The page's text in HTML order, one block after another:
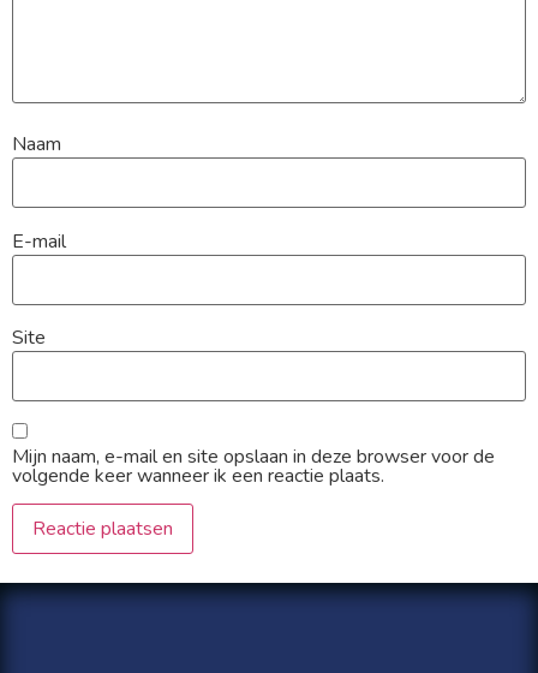
Naam
E-mail
Site
Mijn naam, e-mail en site opslaan in deze browser voor de
volgende keer wanneer ik een reactie plaats.